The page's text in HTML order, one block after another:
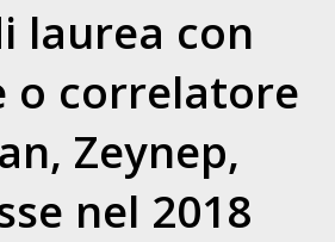
laurea con
o correlatore
Zeynep,
nel 2018